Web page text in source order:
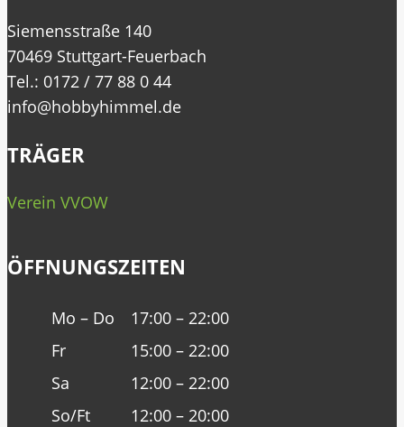
Siemensstraße 140
70469 Stuttgart-Feuerbach
Tel.: 0172 / 77 88 0 44
info@hobbyhimmel.de
TRÄGER
Verein VVOW
ÖFFNUNGSZEITEN
Mo – Do
17:00 – 22:00
Fr
15:00 – 22:00
Sa
12:00 – 22:00
So/Ft
12:00 – 20:00